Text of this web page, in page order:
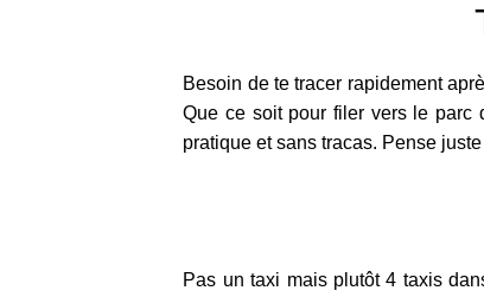
Besoin de te tracer rapidement
Que ce soit pour filer vers le parc
pratique et sans tracas. Pense
Pas un taxi mais plutôt 4 taxis